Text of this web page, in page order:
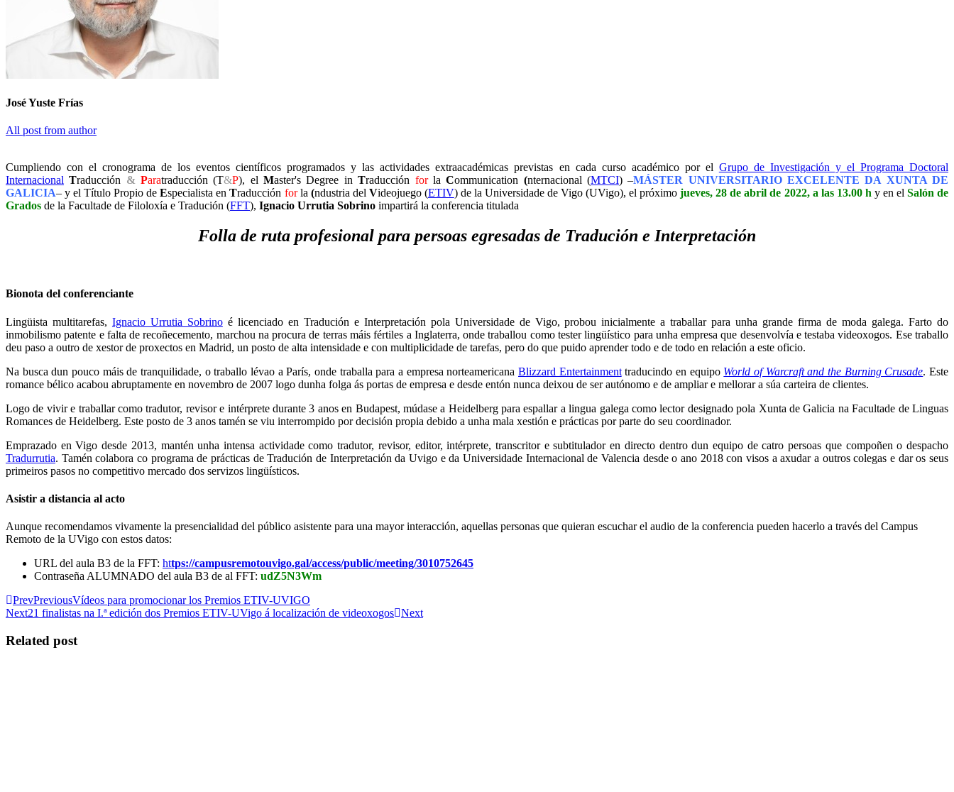
José Yuste Frías
All post from author
Cumpliendo con el cronograma de los eventos científicos programados y las actividades extraacadémicas previstas en cada curso académico por el Grupo de Investigación y el Programa Doctoral
Internacional Traducción & Paratraducción (T&P), elMaster's Degree inTraducción forlaCommunication (nternacional (MTCI) –MÁSTER UNIVERSITARIO EXCELENTE DA XUNTA DE
GALICIA– y el Título Propio deEspecialista enTraducción forla (ndustria del Videojuego (ETIV) de la Universidade de Vigo (UVigo), el próximojueves, 28 de abril de 2022, a las 13.00 h y en el Salón de
Grados de la Facultade de Filoloxía e Tradución (FFT), Ignacio Urrutia Sobrino impartirá la conferencia titulada
Folla de ruta profesional para persoas egresadas de Tradución e Interpretación
Bionota del conferenciante
Lingüista multitarefas, Ignacio Urrutia Sobrinoé licenciado en Tradución e Interpretación pola Universidade de Vigo, probou inicialmente a traballar para unha grande firma de moda galega. Farto do
inmobilismo patente e falta de recoñecemento, marchou na procura de terras máis fértiles a Inglaterra, onde traballou como tester lingüístico para unha empresa que desenvolvía e testaba videoxogos. Ese traballo
deu paso a outro de xestor de proxectos en Madrid, un posto de alta intensidade e con multiplicidade de tarefas, pero do que puido aprender todo e de todo en relación a este oficio.
Na busca dun pouco máis de tranquilidade, o traballo lévao a París, onde traballa para a empresa norteamericana Blizzard Entertainmenttraducindo en equipo World of Warcraft and the Burning Crusade. Este
romance bélico acabou abruptamente en novembro de 2007 logo dunha folga ás portas de empresa e desde entón nunca deixou de ser autónomo e de ampliar e mellorar a súa carteira de clientes.
Logo de vivir e traballar como tradutor, revisor e intérprete durante 3 anos en Budapest, múdase a Heidelberg para espallar a lingua galega como lector designado pola Xunta de Galicia na Facultade de Linguas
Romances de Heidelberg. Este posto de 3 anos tamén se viu interrompido por decisión propia debido a unha mala xestión e prácticas por parte do seu coordinador.
Emprazado en Vigo desde 2013, mantén unha intensa actividade como tradutor, revisor, editor, intérprete, transcritor e subtitulador en directo dentro dun equipo de catro persoas que compoñen o despacho
Tradurrutia. Tamén colabora co programa de prácticas de Tradución de Interpretación da Uvigo e da Universidade Internacional de Valencia desde o ano 2018 con visos a axudar a outros colegas e dar os seus
primeiros pasos no competitivo mercado dos servizos lingüísticos.
Asistir a distancia al acto
Aunque recomendamos vivamente la presencialidad del público asistente para una mayor interacción, aquellas personas que quieran escuchar el audio de la conferencia pueden hacerlo a través del Campus
Remoto de la UVigo con estos datos:
URL del aula B3 de la FFT: https://campusremotouvigo.gal/access/public/meeting/3010752645
Contraseña ALUMNADO del aula B3 de al FFT: udZ5N3Wm
PrevPreviousVídeos para promocionar los Premios ETIV-UVIGO
Next21 finalistas na I.ª edición dos Premios ETIV-UVigo á localización de videoxogos Next
Related post